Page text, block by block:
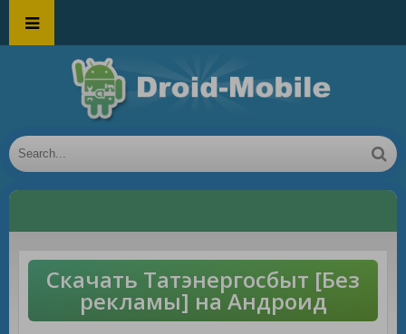
Скачать Татэнергосбыт [Без
рекламы] на Андроид